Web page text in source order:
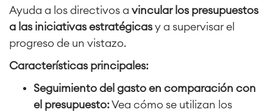
Ayuda a los directivos a vincular los presupuestos
a las iniciativas estratégicas y a supervisar el
progreso de un vistazo.
Características principales:
Seguimiento del gasto en comparación con
el presupuesto:Vea cómo se utilizan los